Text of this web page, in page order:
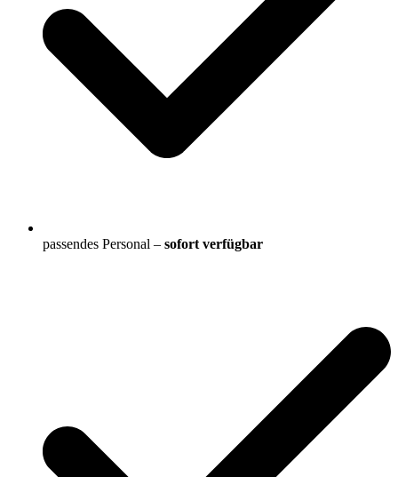
passendes Personal – sofort verfügbar